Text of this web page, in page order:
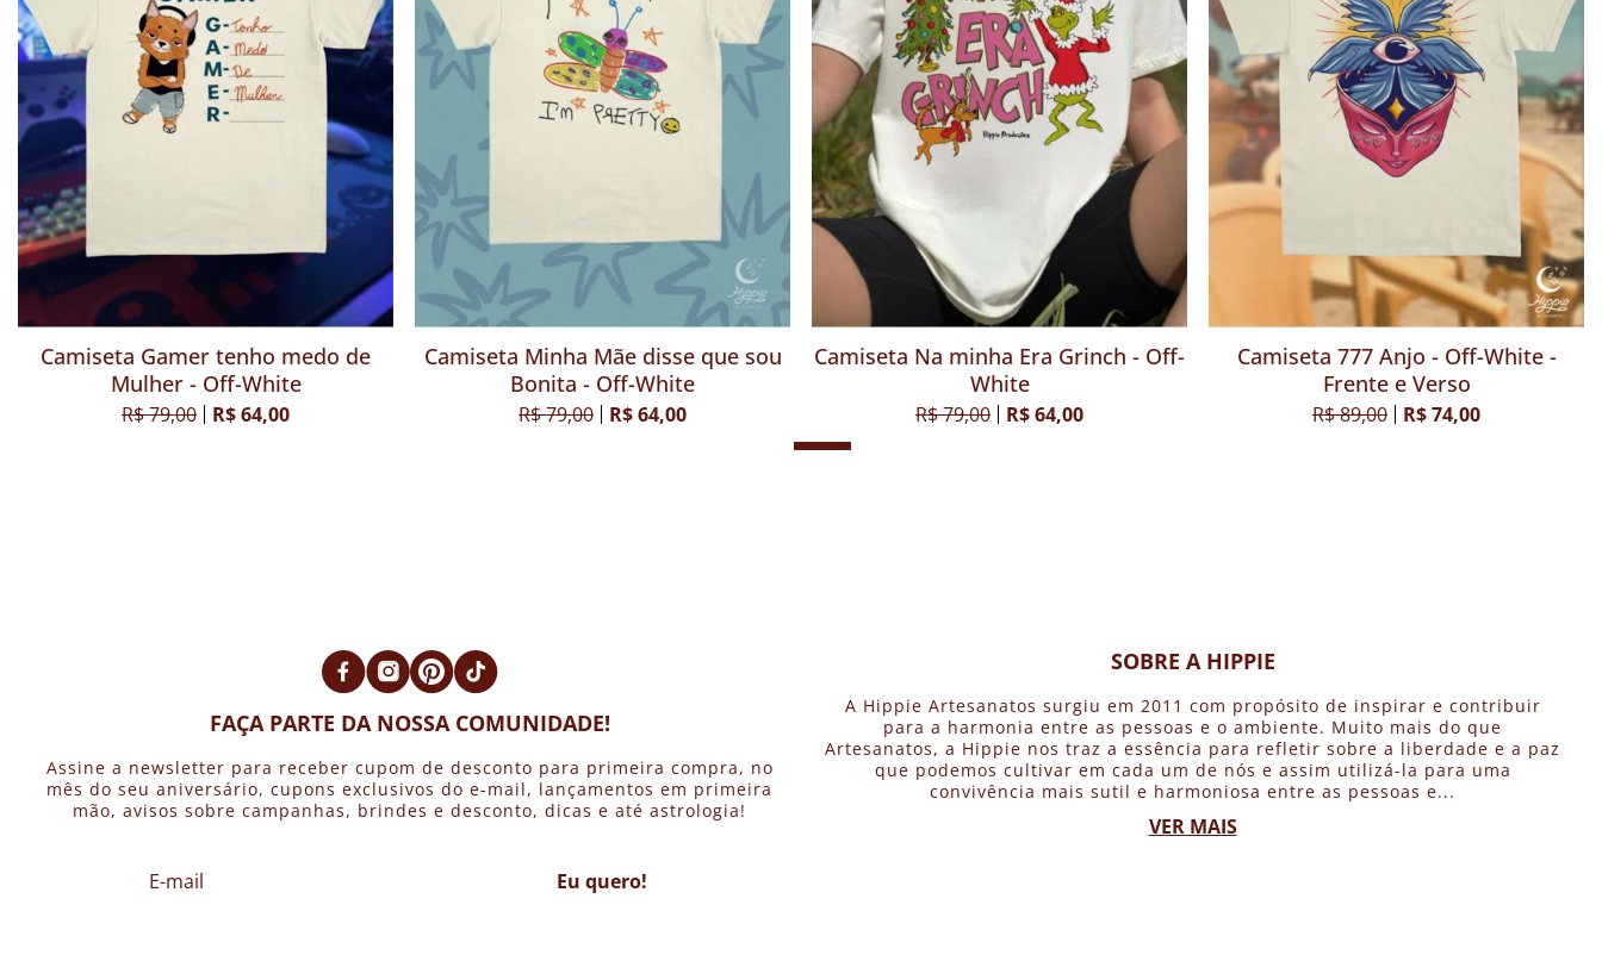
Pano de Prato - Quem me governa é
minha mulher
R$ 15,00
Camiseta Gamer tenho medo de
Mulher - Off-White
R$ 79,00 R$ 64,00
Camiseta Minha Mãe disse que sou
Bonita - Off-White
R$ 79,00 R$ 64,00
Camiseta Na minha Era Grinch - Off-
White
R$ 79,00 R$ 64,00
FAÇA PARTE DA NOSSA COMUNIDADE!
Assine a newsletter para receber cupom de desconto para primeira compra, no
mês do seu aniversário, cupons exclusivos do e-mail, lançamentos em primeira
mão, avisos sobre campanhas, brindes e desconto, dicas e até astrologia!
Eu quero!
SOBRE A HIPPIE
A Hippie Artesanatos surgiu em 2011 com propósito de inspirar e contribuir
para a harmonia entre as pessoas e o ambiente. Muito mais do que
Artesanatos, a Hippie nos traz a essência para refletir sobre a liberdade e a paz
que podemos cultivar em cada um de nós e assim utilizá-la para uma
convivência mais sutil e harmoniosa entre as pessoas e...
VER MAIS